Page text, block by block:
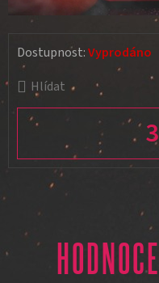
Hlídat
Dostupnost:Vyprodáno